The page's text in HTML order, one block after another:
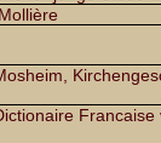
Francaise